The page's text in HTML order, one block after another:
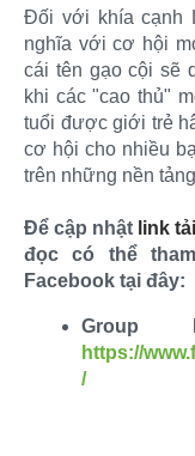
Đối với khía cạnh
nghĩa với cơ hội
cái tên gạo cội sẽ
khi các "cao thủ"
tuổi được giới trẻ
cơ hội cho nhiều
trên những nền
Để cập nhật link
đọc có thể
Facebook tại đây:
Group
https://
/